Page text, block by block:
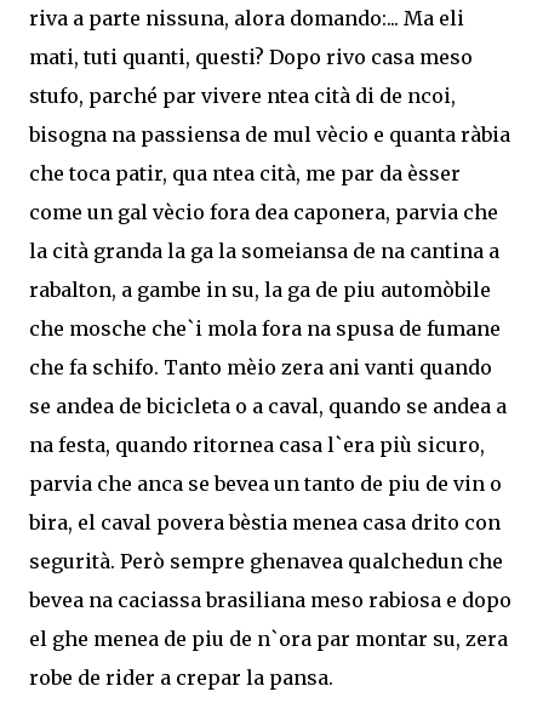
riva a parte nissuna, alora domando:... Ma eli
mati, tuti quanti, questi? Dopo rivo casa meso
stufo, parché par vivere ntea cità di de ncoi,
bisogna na passiensa de mul vècio e quanta ràbia
che toca patir, qua ntea cità, me par da èsser
come un gal vècio fora dea caponera, parvia che
la cità granda la ga la someiansa de na cantina a
rabalton, a gambe in su, la ga de piu automòbile
che mosche che`i mola fora na spusa de fumane
che fa schifo. Tanto mèio zera ani vanti quando
se andea de bicicleta o a caval, quando se andea a
na festa, quando ritornea casa l`era più sicuro,
parvia che anca se bevea un tanto de piu de vin o
bira, el caval povera bèstia menea casa drito con
segurità. Però sempre ghenavea qualchedun che
bevea na caciassa brasiliana meso rabiosa e dopo
el ghe menea de piu de n`ora par montar su, zera
robe de rider a crepar la pansa.